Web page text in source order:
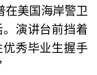
在美国海岸警卫
演讲台前挡着
秀毕业生握手